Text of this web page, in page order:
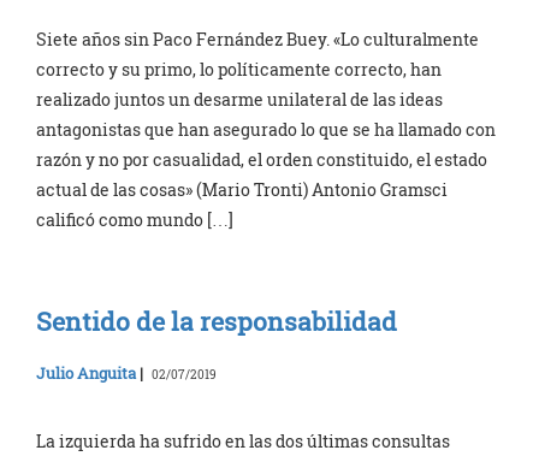
Siete años sin Paco Fernández Buey. «Lo culturalmente
correcto y su primo, lo políticamente correcto, han
realizado juntos un desarme unilateral de las ideas
antagonistas que han asegurado lo que se ha llamado con
razón y no por casualidad, el orden constituido, el estado
actual de las cosas» (Mario Tronti) Antonio Gramsci
calificó como mundo […]
Sentido de la responsabilidad
Julio Anguita | 02/07/2019
La izquierda ha sufrido en las dos últimas consultas